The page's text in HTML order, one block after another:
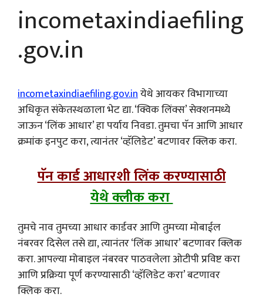
incometaxindiaefiling
.gov.in
incometaxindiaefiling.gov.inयेथे आयकर विभागाच्या
अधिकृत संकेतस्थळाला भेट द्या. ‘क्विक लिंक्स’ सेक्शनमध्ये
जाऊन ‘लिंक आधार’ हा पर्याय निवडा. तुमचा पॅन आणि आधार
क्रमांक इनपुट करा, त्यानंतर ‘व्हॅलिडेट’ बटणावर क्लिक करा.
पॅन कार्ड आधारशी लिंक करण्यासाठी
येथे क्लीक करा
तुमचे नाव तुमच्या आधार कार्डवर आणि तुमच्या मोबाईल
नंबरवर दिसेल तसे द्या, त्यानंतर ‘लिंक आधार’ बटणावर क्लिक
करा. आपल्या मोबाइल नंबरवर पाठवलेला ओटीपी प्रविष्ट करा
आणि प्रक्रिया पूर्ण करण्यासाठी ‘व्हॅलिडेट करा’ बटणावर
क्लिक करा.